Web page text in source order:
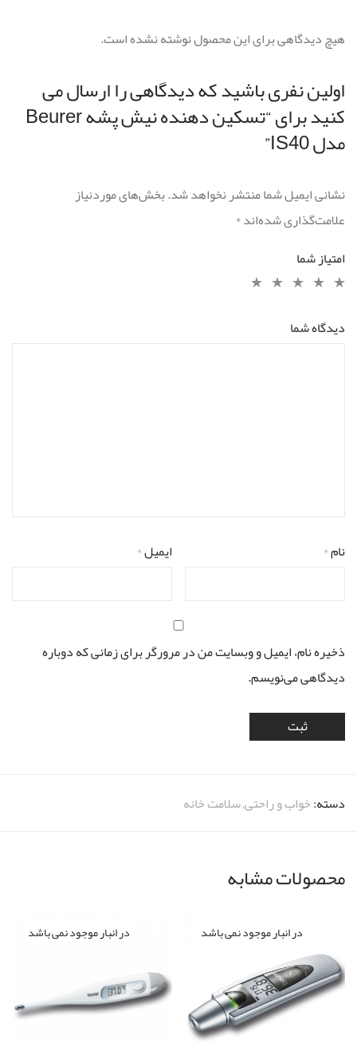
هیچ دیدگاهی برای این محصول نوشته نشده است.
اولین نفری باشید که دیدگاهی را ارسال می
کنید برای “تسكين دهنده نيش پشه Beurer
مدل IS40”
نشانی ایمیل شما منتشر نخواهد شد.بخش‌های موردنیاز
علامت‌گذاری شده‌اند*
امتیاز شما
دیدگاه شما
نام* ایمیل*
ذخیره نام، ایمیل و وبسایت من در مرورگر برای زمانی که دوباره
دیدگاهی می‌نویسم.
دسته:خواب و راحتی,سلامت خانه
محصولات مشابه